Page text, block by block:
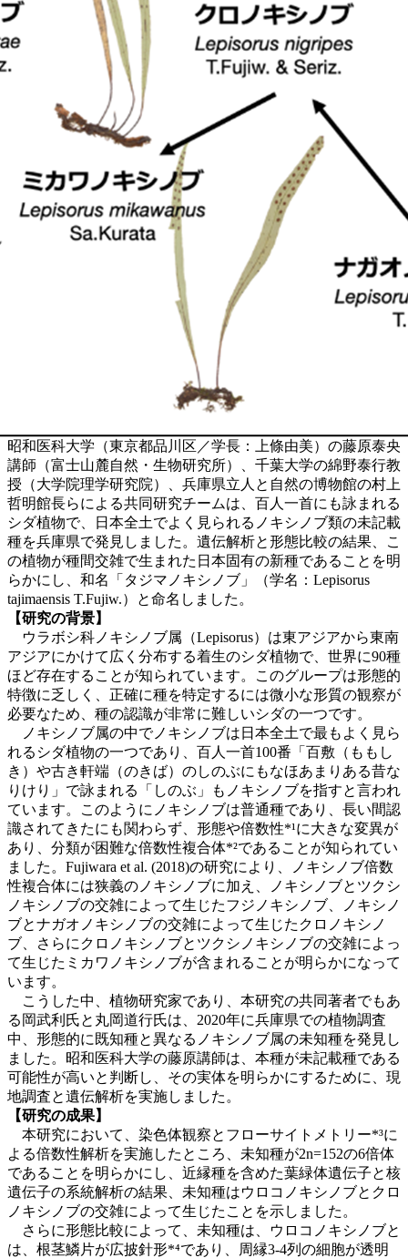
昭和医科大学（東京都品川区／学長：上條由美）の藤原泰央
講師（富士山麓自然・生物研究所）、千葉大学の綿野泰行教
授（大学院理学研究院）、兵庫県立人と自然の博物館の村上
哲明館長らによる共同研究チームは、百人一首にも詠まれる
シダ植物で、日本全土でよく見られるノキシノブ類の未記載
種を兵庫県で発見しました。遺伝解析と形態比較の結果、こ
の植物が種間交雑で生まれた日本固有の新種であることを明
らかにし、和名「タジマノキシノブ」（学名：Lepisorus
tajimaensis T.Fujiw.）と命名しました。
【研究の背景】
ウラボシ科ノキシノブ属（Lepisorus）は東アジアから東南
アジアにかけて広く分布する着生のシダ植物で、世界に90種
ほど存在することが知られています。このグループは形態的
特徴に乏しく、正確に種を特定するには微小な形質の観察が
必要なため、種の認識が非常に難しいシダの一つです。
ノキシノブ属の中でノキシノブは日本全土で最もよく見ら
れるシダ植物の一つであり、百人一首100番「百敷（ももし
き）や古き軒端（のきば）のしのぶにもなほあまりある昔な
りけり」で詠まれる「しのぶ」もノキシノブを指すと言われ
ています。このようにノキシノブは普通種であり、長い間認
識されてきたにも関わらず、形態や倍数性*¹に大きな変異が
あり、分類が困難な倍数性複合体*²であることが知られてい
ました。Fujiwara et al. (2018)の研究により、ノキシノブ倍数
性複合体には狭義のノキシノブに加え、ノキシノブとツクシ
ノキシノブの交雑によって生じたフジノキシノブ、ノキシノ
ブとナガオノキシノブの交雑によって生じたクロノキシノ
ブ、さらにクロノキシノブとツクシノキシノブの交雑によっ
て生じたミカワノキシノブが含まれることが明らかになって
います。
こうした中、植物研究家であり、本研究の共同著者でもあ
る岡武利氏と丸岡道行氏は、2020年に兵庫県での植物調査
中、形態的に既知種と異なるノキシノブ属の未知種を発見し
ました。昭和医科大学の藤原講師は、本種が未記載種である
可能性が高いと判断し、その実体を明らかにするために、現
地調査と遺伝解析を実施しました。
【研究の成果】
本研究において、染色体観察とフローサイトメトリー*³に
よる倍数性解析を実施したところ、未知種が2n=152の6倍体
であることを明らかにし、近縁種を含めた葉緑体遺伝子と核
遺伝子の系統解析の結果、未知種はウロコノキシノブとクロ
ノキシノブの交雑によって生じたことを示しました。
さらに形態比較によって、未知種は、ウロコノキシノブと
は、根茎鱗片が広披針形*⁴であり、周縁3-4列の細胞が透明